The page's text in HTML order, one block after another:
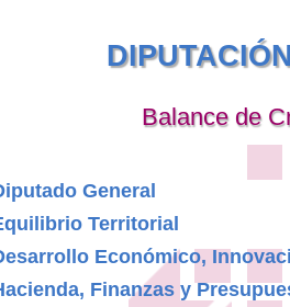
Balance de
General
Territorial
Económico,
Finanzas y